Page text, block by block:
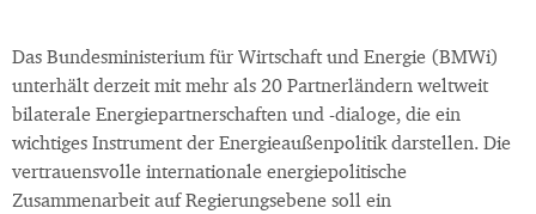
Das Bundesministerium für Wirtschaft und Energie (BMWi)
unterhält derzeit mit mehr als 20 Partnerländern weltweit
bilaterale Energiepartnerschaften und -dialoge, die ein
wichtiges Instrument der Energieaußenpolitik darstellen. Die
vertrauensvolle internationale energiepolitische
Zusammenarbeit auf Regierungsebene soll ein